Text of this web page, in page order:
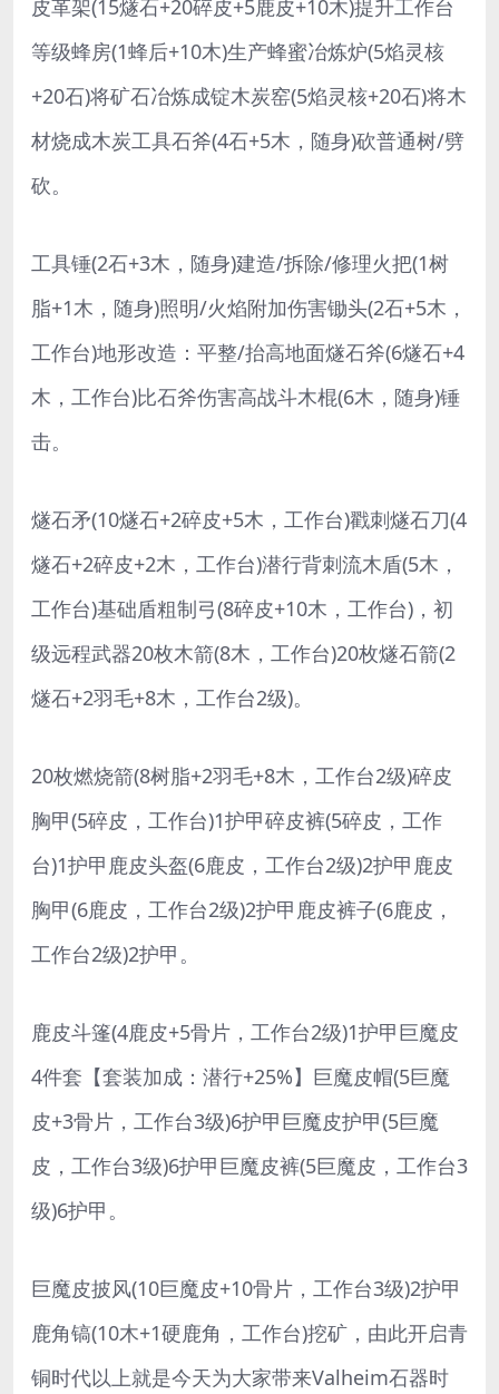
皮革架(15燧石+20碎皮+5鹿皮+10木)提升工作台
等级蜂房(1蜂后+10木)生产蜂蜜冶炼炉(5焰灵核
+20石)将矿石冶炼成锭木炭窑(5焰灵核+20石)将木
材烧成木炭工具石斧(4石+5木，随身)砍普通树/劈
砍。
工具锤(2石+3木，随身)建造/拆除/修理火把(1树
脂+1木，随身)照明/火焰附加伤害锄头(2石+5木，
工作台)地形改造：平整/抬高地面燧石斧(6燧石+4
木，工作台)比石斧伤害高战斗木棍(6木，随身)锤
击。
燧石矛(10燧石+2碎皮+5木，工作台)戳刺燧石刀(4
燧石+2碎皮+2木，工作台)潜行背刺流木盾(5木，
工作台)基础盾粗制弓(8碎皮+10木，工作台)，初
级远程武器20枚木箭(8木，工作台)20枚燧石箭(2
燧石+2羽毛+8木，工作台2级)。
20枚燃烧箭(8树脂+2羽毛+8木，工作台2级)碎皮
胸甲(5碎皮，工作台)1护甲碎皮裤(5碎皮，工作
台)1护甲鹿皮头盔(6鹿皮，工作台2级)2护甲鹿皮
胸甲(6鹿皮，工作台2级)2护甲鹿皮裤子(6鹿皮，
工作台2级)2护甲。
鹿皮斗篷(4鹿皮+5骨片，工作台2级)1护甲巨魔皮
4件套【套装加成：潜行+25%】巨魔皮帽(5巨魔
皮+3骨片，工作台3级)6护甲巨魔皮护甲(5巨魔
皮，工作台3级)6护甲巨魔皮裤(5巨魔皮，工作台3
级)6护甲。
巨魔皮披风(10巨魔皮+10骨片，工作台3级)2护甲
鹿角镐(10木+1硬鹿角，工作台)挖矿，由此开启青
铜时代以上就是今天为大家带来Valheim石器时